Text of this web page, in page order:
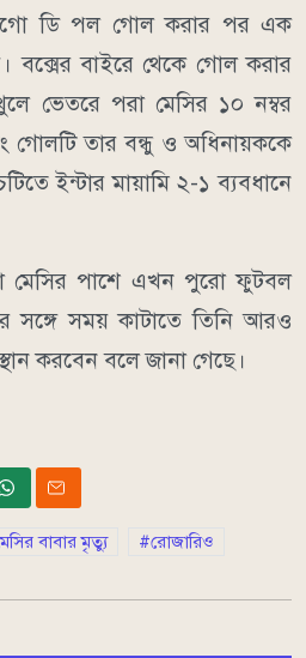
ডি পল গোল করার পর এক
বক্সের বাইরে থেকে গোল করার
ভেতরে পরা মেসির ১০ নম্বর
গোলটি তার বন্ধু ও অধিনায়ককে
ইন্টার মায়ামি ২-১ ব্যবধানে
মেসির পাশে এখন পুরো ফুটবল
সঙ্গে সময় কাটাতে তিনি আরও
করবেন বলে জানা গেছে।
বাবার মৃত্যু রোজারিও